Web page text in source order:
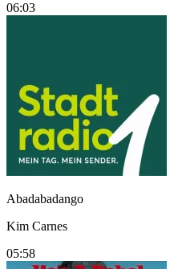
06:03
Abadabadango
Kim Carnes
05:58